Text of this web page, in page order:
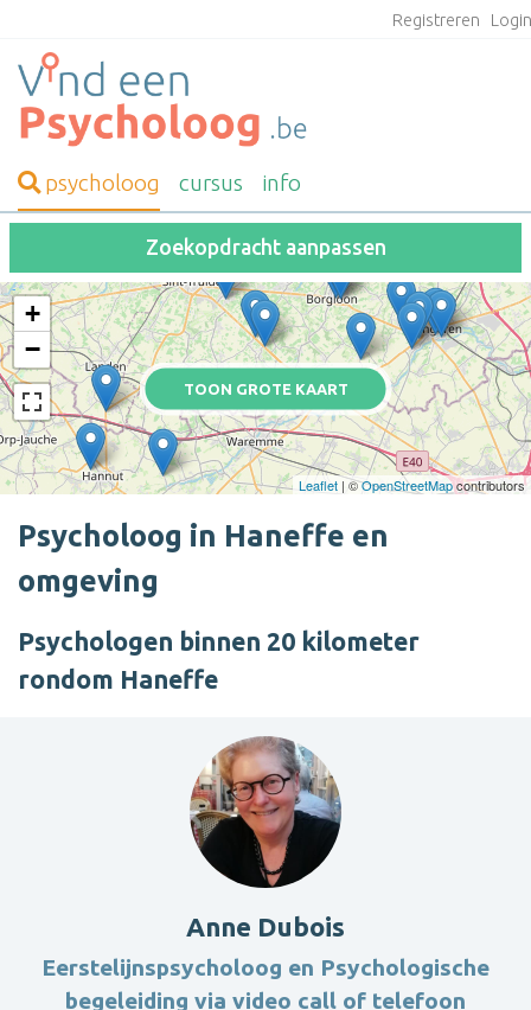
Registreren
psycholoog cursus info
Zoekopdracht aanpassen
TOON GROTE KAART
+
−
Leaflet | ©OpenStreetMapcontributors
Psycholoog in Haneffe en
omgeving
Psychologen binnen 20 kilometer
rondom Haneffe
Anne Dubois
Eerstelijnspsycholoog en Psychologische
begeleiding via video call of telefoon